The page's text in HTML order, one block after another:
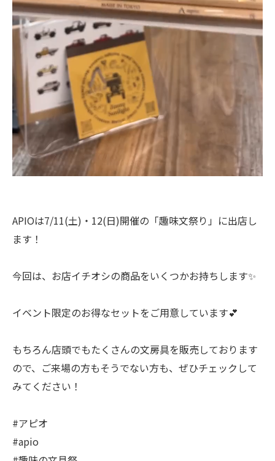
APIOは7/11(土)・12(日)開催の「趣味文祭り」に出店し
ます！
今回は、お店イチオシの商品をいくつかお持ちします✨
イベント限定のお得なセットをご用意しています💕
もちろん店頭でもたくさんの文房具を販売しております
ので、ご来場の方もそうでない方も、ぜひチェックして
みてください！
#アピオ
#apio